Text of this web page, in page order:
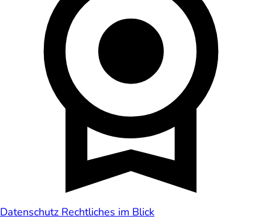
Datenschutz Rechtliches im Blick